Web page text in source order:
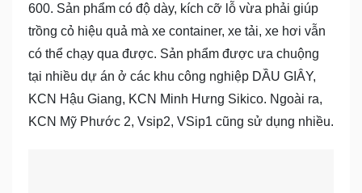
600. Sản phẩm có độ dày, kích cỡ lỗ vừa phải giúp
trồng cỏ hiệu quả mà xe container, xe tải, xe hơi vẫn
có thể chạy qua được. Sản phẩm được ưa chuộng
tại nhiều dự án ở các khu công nghiệp DẦU GIÂY,
KCN Hậu Giang, KCN Minh Hưng Sikico. Ngoài ra,
KCN Mỹ Phước 2, Vsip2, VSip1 cũng sử dụng nhiều.